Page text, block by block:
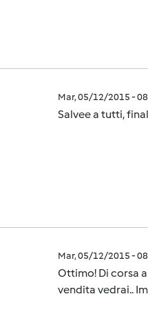
Mar, 05/12/2015 -
Salvee a tutti,
Mar, 05/12/2015 -
Ottimo! Di corsa
vendita vedrai..